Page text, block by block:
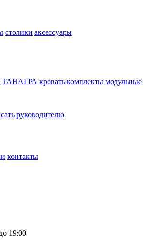
столики аксессуары
ТАНАГРА кровать комплекты модульные
руководителю
контакты
19:00